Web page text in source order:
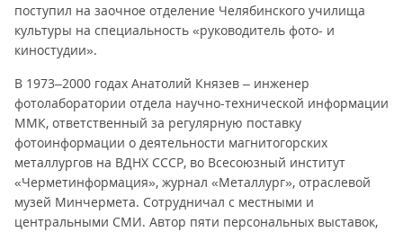
поступил на заочное отделение Челябинского училища
культуры на специальность «руководитель фото- и
киностудии».
В 1973–2000 годах Анатолий Князев – инженер
фотолаборатории отдела научно-технической информации
ММК, ответственный за регулярную поставку
фотоинформации о деятельности магнитогорских
металлургов на ВДНХ СССР, во Всесоюзный институт
«Черметинформация», журнал «Металлург», отраслевой
музей Минчермета. Сотрудничал с местными и
центральными СМИ. Автор пяти персональных выставок,